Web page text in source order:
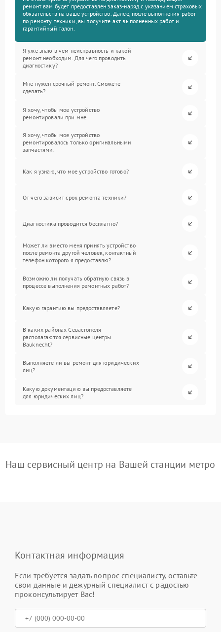
ремонт вам будет предоставлен заказ-наряд с указанием страховых
обязательств на ваше устройство. Далее, после выполнения работ
по ремонту техники, вы получите акт выполненных работ и
гарантийный талон.
Я уже знаю в чем неисправность и какой
ремонт необходим. Для чего проводить
диагностику?
Мне нужен срочный ремонт. Сможете
сделать?
Я хочу, чтобы мое устройство
ремонтировали при мне.
Я хочу, чтобы мое устройство
ремонтировалось только оригинальными
запчастями.
Как я узнаю, что мое устройство готово?
От чего зависит срок ремонта техники?
Диагностика проводится бесплатно?
Может ли вместо меня принять устройство
после ремонта другой человек, контактный
телефон которого я предоставлю?
Возможно ли получать обратную связь в
процессе выполнения ремонтных работ?
Какую гарантию вы предоставляете?
В каких районах Севастополя
располагаются сервисные центры
Bauknecht?
Выполняете ли вы ремонт для юридических
лиц?
Какую документацию вы предоставляете
для юридических лиц?
Наш сервисный центр на Вашей станции метро
Контактная информация
Если требуется задать вопрос специалисту, оставьте
свои данные и дежурный специалист с радостью
проконсультирует Вас!